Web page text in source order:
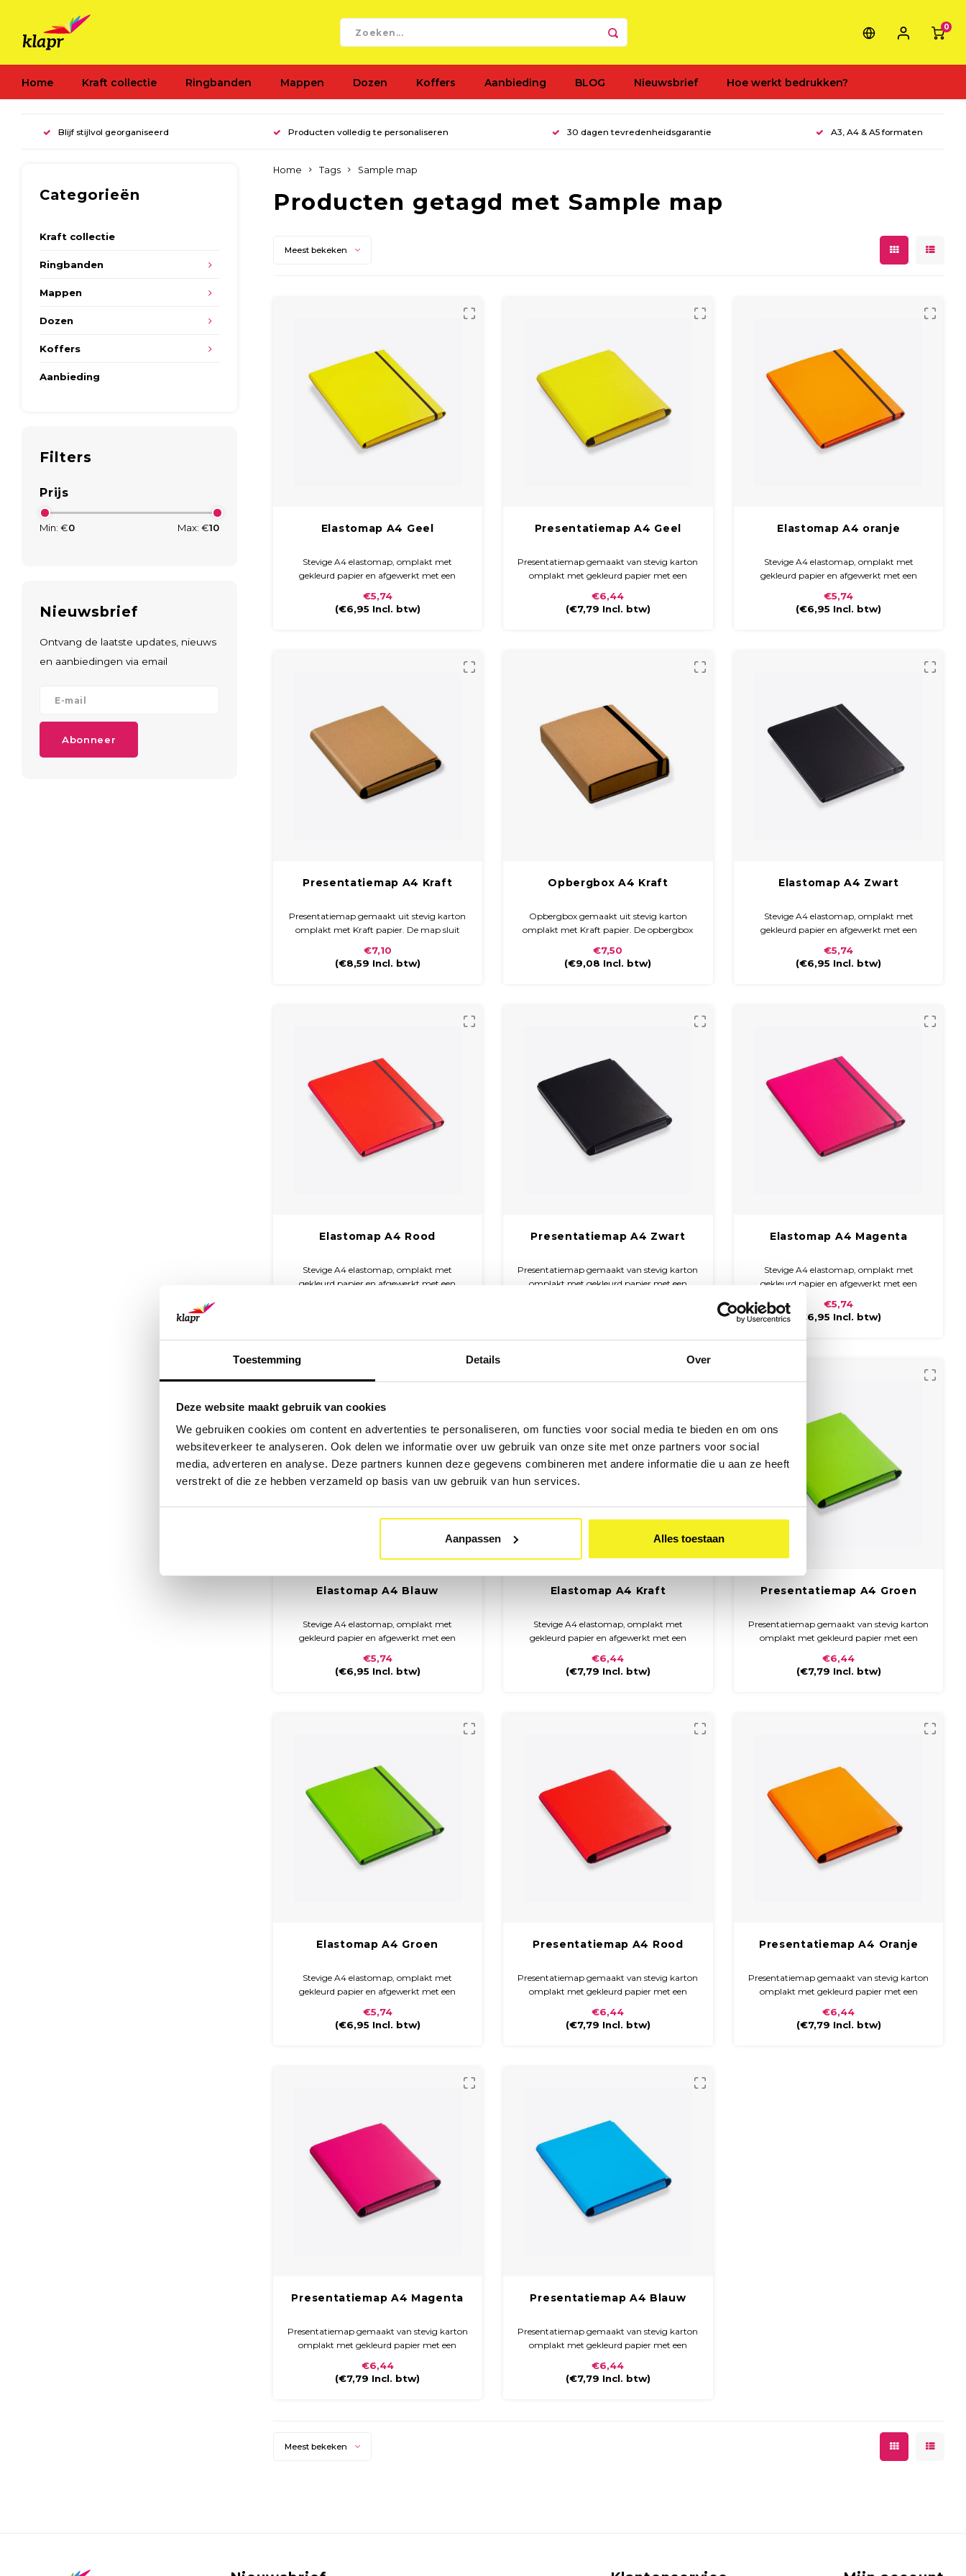
Toestemming Details Over
Deze website maakt gebruik van cookies
We gebruiken cookies om content en advertenties te personaliseren, om functies voor social media te bieden en om ons
websiteverkeer te analyseren. Ook delen we informatie over uw gebruik van onze site met onze partners voor social
media, adverteren en analyse. Deze partners kunnen deze gegevens combineren met andere informatie die u aan ze heeft
verstrekt of die ze hebben verzameld op basis van uw gebruik van hun services.
Aanpassen Alles toestaan
0
Home Kraft collectie Ringbanden Mappen Dozen Koffers Aanbieding BLOG Nieuwsbrief Hoe werkt bedrukken?
Blijf stijlvol georganiseerd Producten volledig te personaliseren 30 dagen tevredenheidsgarantie A3, A4 & A5 formaten
Categorieën
Kraft collectie
Ringbanden
Mappen
Dozen
Koffers
Aanbieding
Filters
Prijs
Min: €0 Max: €10
Nieuwsbrief
Ontvang de laatste updates, nieuws
en aanbiedingen via email
Abonneer
Home Tags Sample map
Producten getagd met Sample map
Meest bekeken
Elastomap A4 Geel
Stevige A4 elastomap, omplakt met
gekleurd papier en afgewerkt met een
De map sluit met een zwart elastiek en is
ideaal voor het veilig opbergen van A4-
€5,74
(€6,95 Incl. btw)
Presentatiemap A4 Geel
Presentatiemap gemaakt van stevig karton
omplakt met gekleurd papier met een
rug en sluit met klittenband.
€6,44
(€7,79 Incl. btw)
Elastomap A4 oranje
Stevige A4 elastomap, omplakt met
gekleurd papier en afgewerkt met een
De map sluit met een zwart elastiek en is
ideaal voor het veilig opbergen van A4-
€5,74
(€6,95 Incl. btw)
Presentatiemap A4 Kraft
Presentatiemap gemaakt uit stevig karton
omplakt met Kraft papier. De map sluit
€7,10
(€8,59 Incl. btw)
Opbergbox A4 Kraft
Opbergbox gemaakt uit stevig karton
omplakt met Kraft papier. De opbergbox
elastiek.
€7,50
(€9,08 Incl. btw)
Elastomap A4 Zwart
Stevige A4 elastomap, omplakt met
gekleurd papier en afgewerkt met een
De map sluit met een zwart elastiek en is
ideaal voor het veilig opbergen van A4-
€5,74
(€6,95 Incl. btw)
Elastomap A4 Rood
Stevige A4 elastomap, omplakt met
gekleurd papier en afgewerkt met een
documenten.
Presentatiemap A4 Zwart
Presentatiemap gemaakt van stevig karton
omplakt met gekleurd papier met een
Elastomap A4 Magenta
Stevige A4 elastomap, omplakt met
gekleurd papier en afgewerkt met een
De map sluit met een zwart elastiek en is
ideaal voor het veilig opbergen van A4-
€5,74
€6,95 Incl. btw)
Elastomap A4 Blauw
Stevige A4 elastomap, omplakt met
gekleurd papier en afgewerkt met een
De map sluit met een zwart elastiek en is
ideaal voor het veilig opbergen van A4-
€5,74
(€6,95 Incl. btw)
Elastomap A4 Kraft
Stevige A4 elastomap, omplakt met
gekleurd papier en afgewerkt met een
De map sluit met een zwart elastiek en is
ideaal voor het veilig opbergen van A4-
€6,44
(€7,79 Incl. btw)
Presentatiemap A4 Groen
Presentatiemap gemaakt van stevig karton
omplakt met gekleurd papier met een
rug en sluit met klittenband.
€6,44
(€7,79 Incl. btw)
Elastomap A4 Groen
Stevige A4 elastomap, omplakt met
gekleurd papier en afgewerkt met een
De map sluit met een zwart elastiek en is
ideaal voor het veilig opbergen van A4-
€5,74
(€6,95 Incl. btw)
Presentatiemap A4 Rood
Presentatiemap gemaakt van stevig karton
omplakt met gekleurd papier met een
rug en sluit met klittenband.
€6,44
(€7,79 Incl. btw)
Presentatiemap A4 Oranje
Presentatiemap gemaakt van stevig karton
omplakt met gekleurd papier met een
rug en sluit met klittenband.
€6,44
(€7,79 Incl. btw)
Presentatiemap A4 Magenta
Presentatiemap gemaakt van stevig karton
omplakt met gekleurd papier met een
rug en sluit met klittenband.
€6,44
(€7,79 Incl. btw)
Presentatiemap A4 Blauw
Presentatiemap gemaakt van stevig karton
omplakt met gekleurd papier met een
rug en sluit met klittenband.
€6,44
(€7,79 Incl. btw)
Meest bekeken